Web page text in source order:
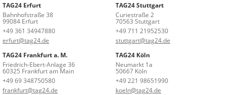
TAG24 Erfurt
Bahnhofstraße 38
99084 Erfurt
+49 361 34947880
erfurt@tag24.de
TAG24 Stuttgart
Curiestraße 2
70563 Stuttgart
+49 711 21952530
stuttgart@tag24.de
TAG24 Frankfurt a. M.
Friedrich-Ebert-Anlage 36
60325 Frankfurt am Main
+49 69 348750580
frankfurt@tag24.de
TAG24 Köln
Neumarkt 1a
50667 Köln
+49 221 98651990
koeln@tag24.de